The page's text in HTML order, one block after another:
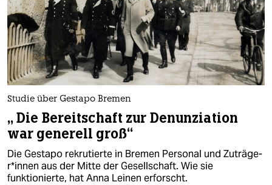
Studie über Gestapo Bremen
„ Die Bereitschaft zur Denunziation
war generell groß“
Die Gestapo rekrutierte in Bremen Personal und Zu­trä­ge­
r*in­nen aus der Mitte der Gesellschaft. Wie sie
funktionierte, hat Anna Leinen erforscht.